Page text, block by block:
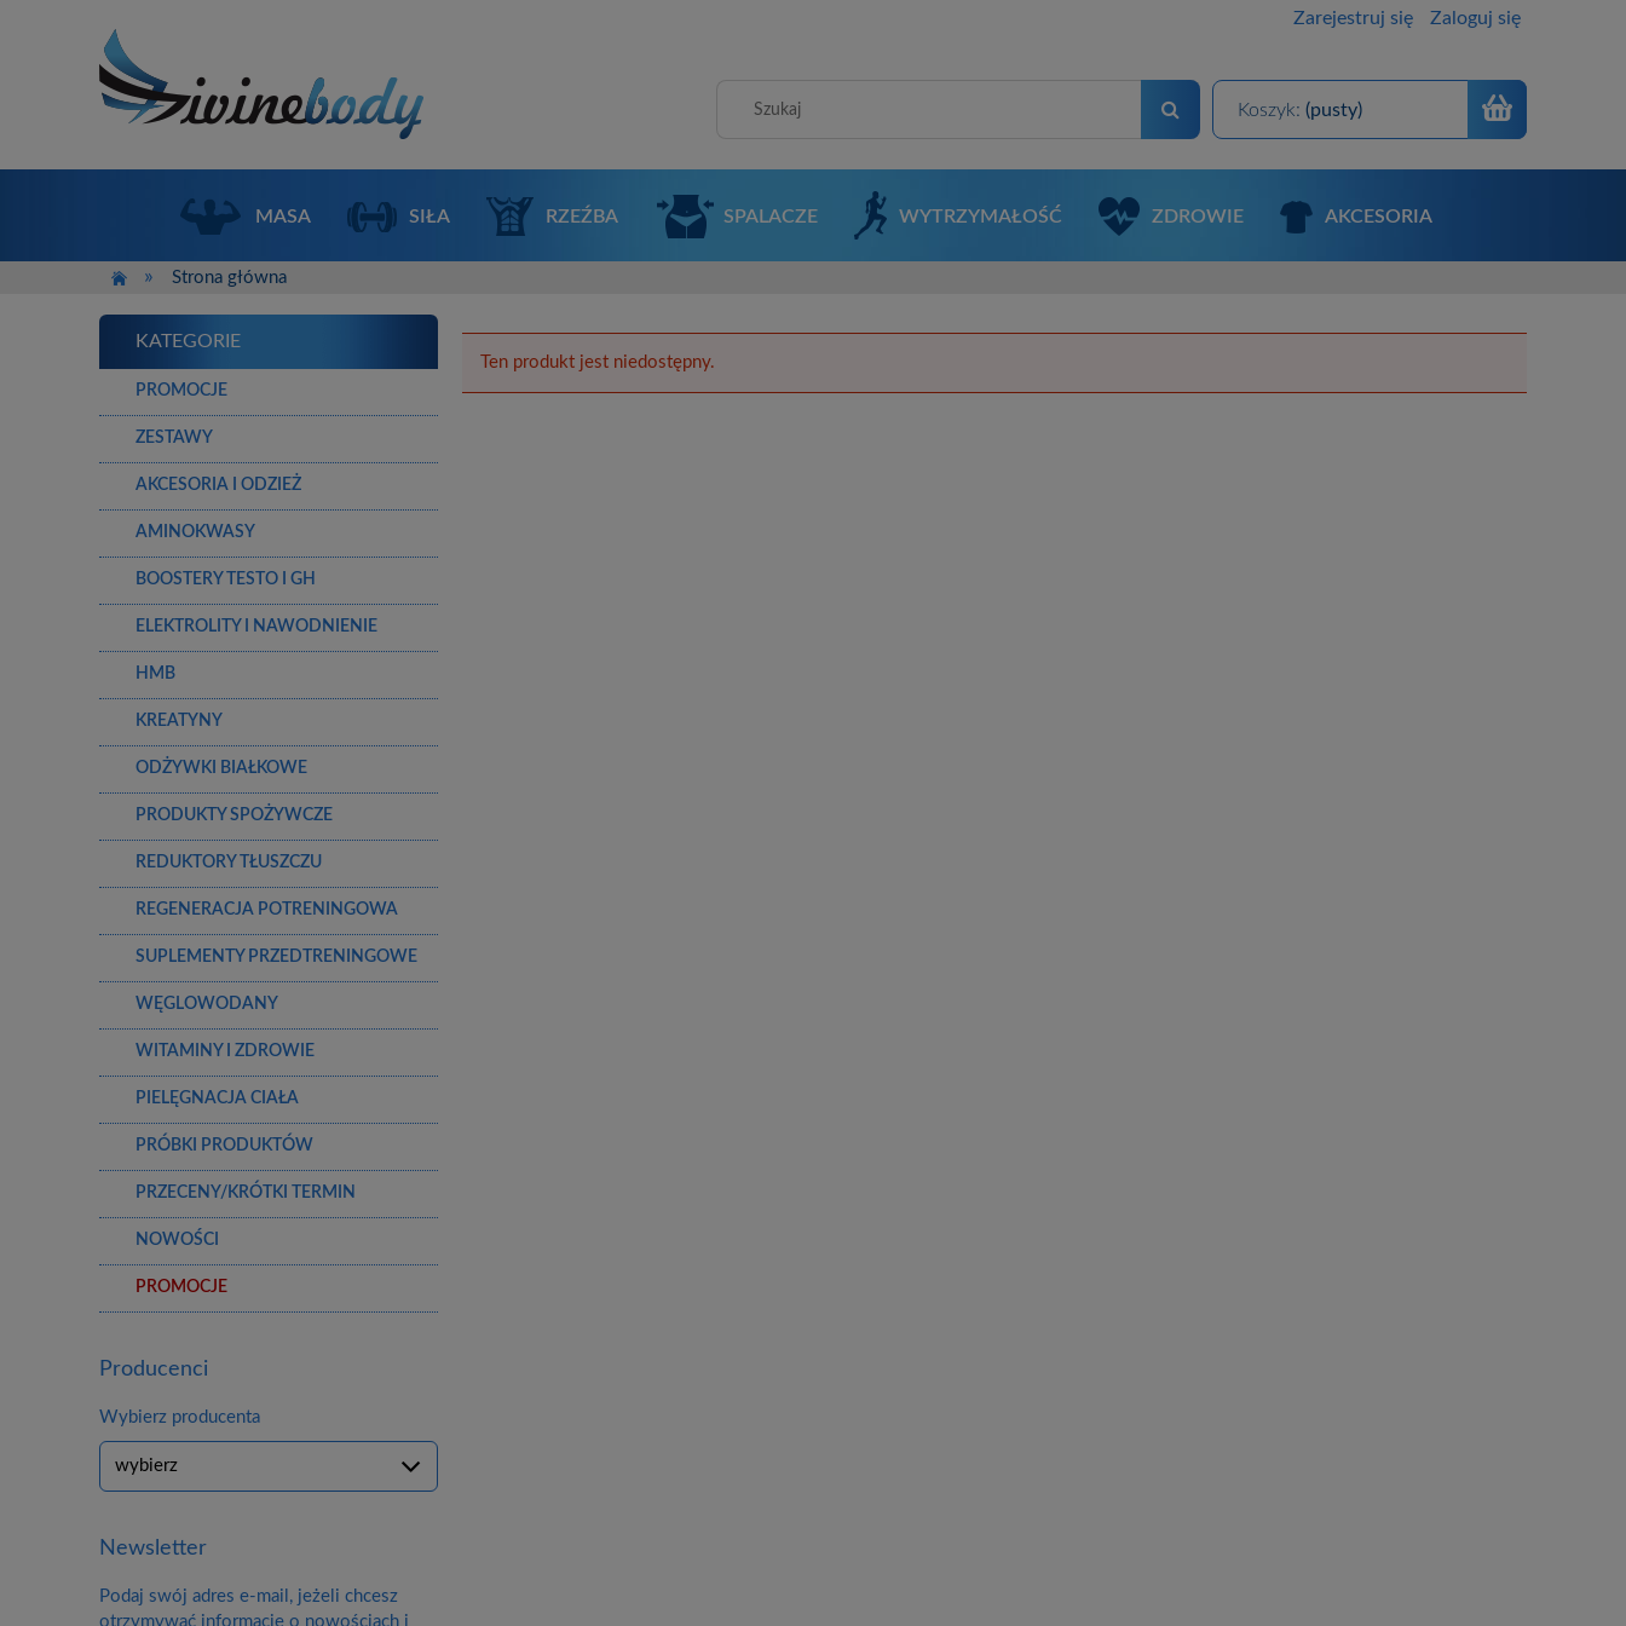
Zarejestruj się Zaloguj się
Koszyk: (pusty)
MASA SIŁA RZEŹBA SPALACZE WYTRZYMAŁOŚĆ ZDROWIE AKCESORIA
» Strona główna
KATEGORIE
PROMOCJE
ZESTAWY
AKCESORIA I ODZIEŻ
AMINOKWASY
BOOSTERY TESTO I GH
ELEKTROLITY I NAWODNIENIE
HMB
KREATYNY
ODŻYWKI BIAŁKOWE
PRODUKTY SPOŻYWCZE
REDUKTORY TŁUSZCZU
REGENERACJA POTRENINGOWA
SUPLEMENTY PRZEDTRENINGOWE
WĘGLOWODANY
WITAMINY I ZDROWIE
PIELĘGNACJA CIAŁA
PRÓBKI PRODUKTÓW
PRZECENY/KRÓTKI TERMIN
NOWOŚCI
PROMOCJE
Producenci
Wybierz producenta
Newsletter
Podaj swój adres e-mail, jeżeli chcesz
otrzymywać informacje o nowościach i
Ten produkt jest niedostępny.